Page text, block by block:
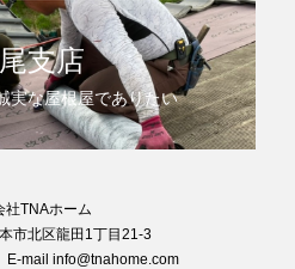
支店
実な屋根屋でありたい
社TNAホーム
市北区龍田1丁目21-3
mail info@tnahome.com